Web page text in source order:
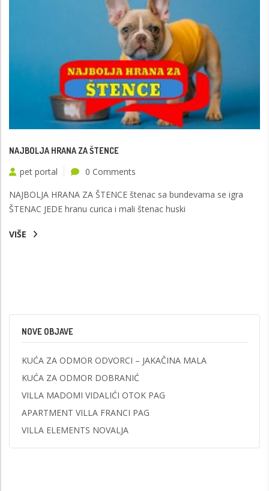
NAJBOLJA HRANA ZA ŠTENCE
pet portal
0 Comments
NAJBOLJA HRANA ZA ŠTENCE štenac sa bundevama se igra
ŠTENAC JEDE hranu curica i mali štenac huski
VIŠE
NOVE OBJAVE
KUĆA ZA ODMOR ODVORCI – JAKAČINA MALA
KUĆA ZA ODMOR DOBRANIĆ
VILLA MADOMI VIDALIĆI OTOK PAG
APARTMENT VILLA FRANCI PAG
VILLA ELEMENTS NOVALJA